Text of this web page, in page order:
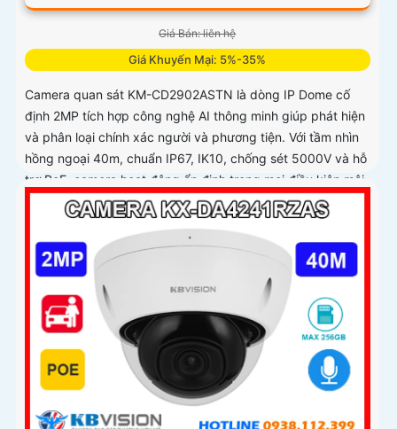
Giá Bán: liên hệ
Giá Khuyến Mại: 5%-35%
Camera quan sát KM-CD2902ASTN là dòng IP Dome cố
định 2MP tích hợp công nghệ AI thông minh giúp phát hiện
và phân loại chính xác người và phương tiện. Với tầm nhìn
hồng ngoại 40m, chuẩn IP67, IK10, chống sét 5000V và hỗ
trợ PoE, camera hoạt động ổn định trong mọi điều kiện môi